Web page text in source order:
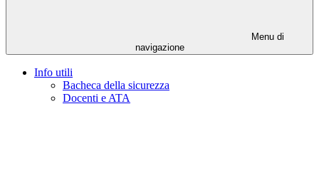
Menu di
navigazione
Info utili
Bacheca della sicurezza
Docenti e ATA